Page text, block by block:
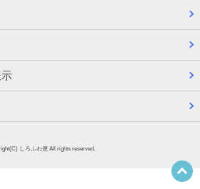
しろふわ便 All rights reserved.